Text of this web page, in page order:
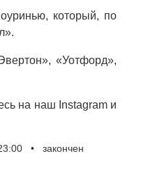
который, по
«Уотфорд»,
на наш Instagram и
• закончен